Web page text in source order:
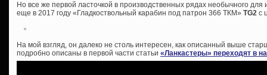
Но все же первой ласточкой в производственных рядах необычного
еще в 2017 году «Гладкоствольный карабин под патрон 366 ТКМ» TG2 с
На мой взгляд, он далеко не столь интересен, как описанный выше
подробно описаны в первой части статьи «Ланкастеры» переходят в